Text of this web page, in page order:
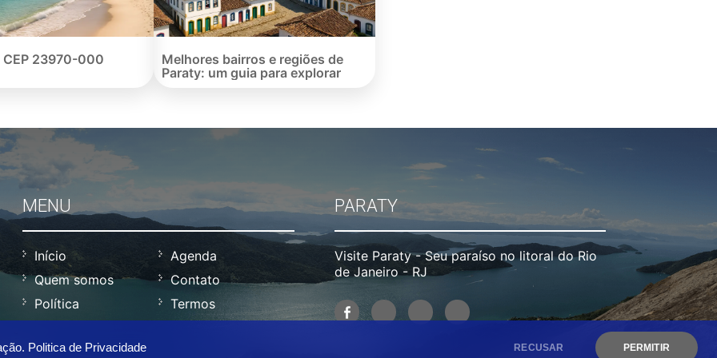
Politica de Privacidade RECUSAR PERMITIR
CEP 23970-000
Melhores bairros e regiões de
Paraty: um guia para explorar
MENU
Início
Agenda
Quem somos
Contato
Política
Termos
PARATY
Visite Paraty - Seu paraíso no litoral do Rio
de Janeiro - RJ